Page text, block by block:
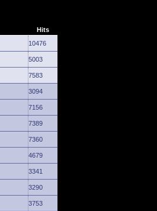
Hits
10476
5003
7583
3094
7156
7389
7360
4679
3341
3290
3753